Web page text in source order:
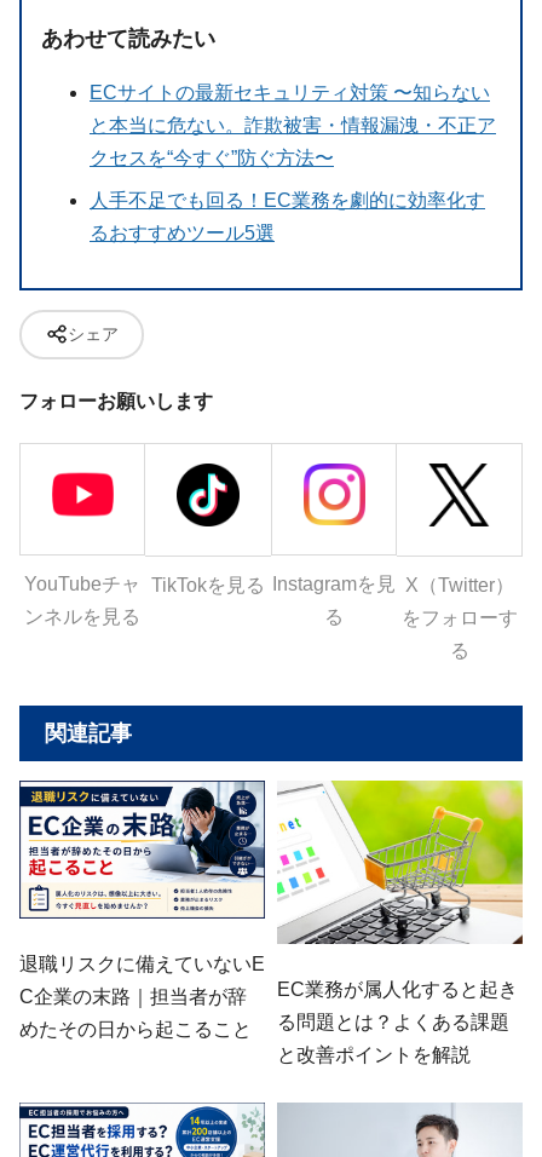
あわせて読みたい
ECサイトの最新セキュリティ対策 〜知らない
と本当に危ない。詐欺被害・情報漏洩・不正ア
クセスを“今すぐ”防ぐ方法〜
人手不足でも回る！EC業務を劇的に効率化す
るおすすめツール5選
シェア
フォローお願いします
YouTubeチャ
ンネルを見る
TikTokを見る
Instagramを見
る
X（Twitter）
をフォローす
る
関連記事
退職リスクに備えていないE
C企業の末路｜担当者が辞
めたその日から起こること
EC業務が属人化すると起き
る問題とは？よくある課題
と改善ポイントを解説